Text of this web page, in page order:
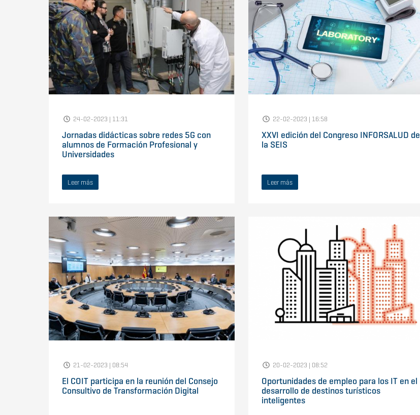
24-02-2023 | 11:31
Jornadas didácticas sobre redes 5G con
alumnos de Formación Profesional y
Universidades
Leer más
22-02-2023 | 16:58
XXVI edición del Congreso INFORSALUD de
la SEIS
Leer más
21-02-2023 | 08:54
El COIT participa en la reunión del Consejo
Consultivo de Transformación Digital
20-02-2023 | 08:52
Oportunidades de empleo para los IT en el
desarrollo de destinos turísticos
inteligentes